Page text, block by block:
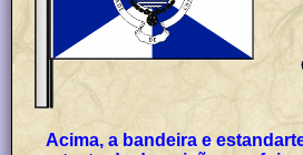
Acima, a bandeira e